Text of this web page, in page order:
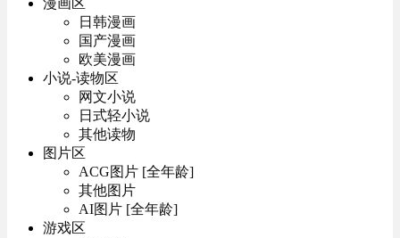
漫画区
日韩漫画
国产漫画
欧美漫画
小说-读物区
网文小说
日式轻小说
其他读物
图片区
ACG图片 [全年龄]
其他图片
AI图片 [全年龄]
游戏区